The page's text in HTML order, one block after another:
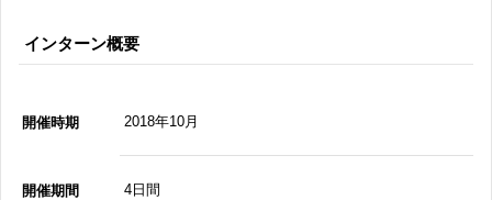
インターン概要
開催時期 2018年10月
開催期間 4日間